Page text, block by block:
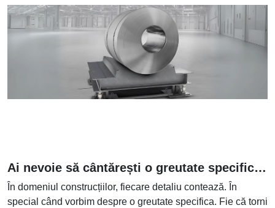
Ai nevoie să cântărești o greutate specifica in constructii?
În domeniul construcțiilor, fiecare detaliu contează. În
special când vorbim despre o greutate specifica. Fie că torni